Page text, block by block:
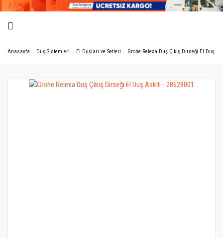
Anasayfa Duş Sistemleri El Duşları ve Setleri Grohe Relexa Duş Çıkış Dirseği El Duş